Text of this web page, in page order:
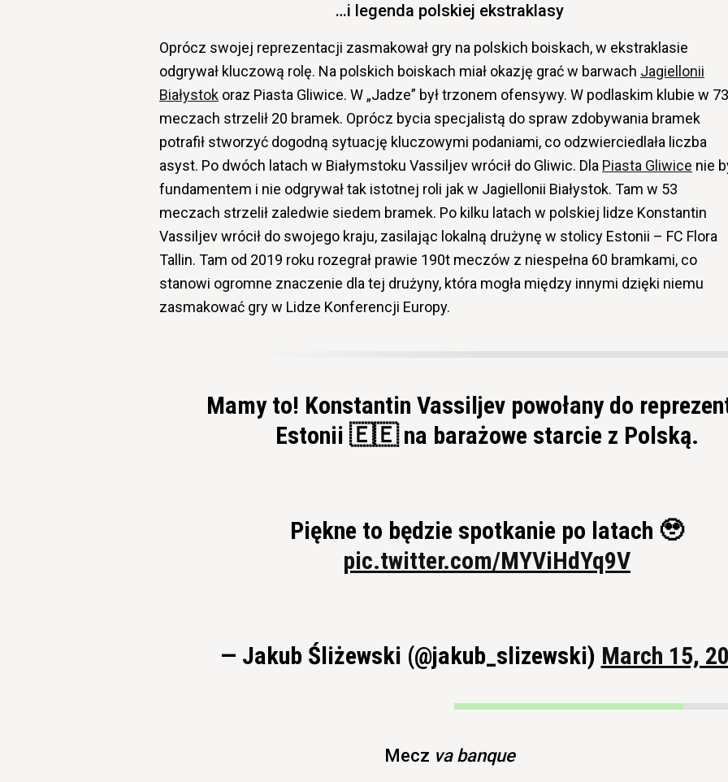
…i legenda polskiej ekstraklasy
Oprócz swojej reprezentacji zasmakował gry na polskich boiskach, w ekstraklasie
odgrywał kluczową rolę. Na polskich boiskach miał okazję grać w barwach Jagiellonii
Białystok oraz Piasta Gliwice. W „Jadze” był trzonem ofensywy. W podlaskim klubie w 73
meczach strzelił 20 bramek. Oprócz bycia specjalistą do spraw zdobywania bramek
potrafił stworzyć dogodną sytuację kluczowymi podaniami, co odzwierciedlała liczba
asyst. Po dwóch latach w Białymstoku Vassiljev wrócił do Gliwic. Dla Piasta Gliwice nie
fundamentem i nie odgrywał tak istotnej roli jak w Jagiellonii Białystok. Tam w 53
meczach strzelił zaledwie siedem bramek. Po kilku latach w polskiej lidze Konstantin
Vassiljev wrócił do swojego kraju, zasilając lokalną drużynę w stolicy Estonii – FC Flora
Tallin. Tam od 2019 roku rozegrał prawie 190t meczów z niespełna 60 bramkami, co
stanowi ogromne znaczenie dla tej drużyny, która mogła między innymi dzięki niemu
zasmakować gry w Lidze Konferencji Europy.
Mamy to! Konstantin Vassiljev powołany do
Estonii 🇪🇪 na barażowe starcie z Polską.
Piękne to będzie spotkanie po latach 🥹
pic.twitter.com/MYViHdYq9V
— Jakub Śliżewski (@jakub_slizewski) March 15,
Mecz vabanque